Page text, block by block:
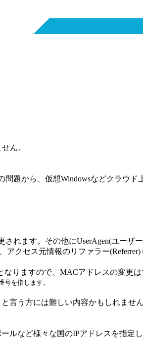
ん。
題から、仮想Windowsなどクラウド
れます。その他にUserAgen(ユーザ
クセス元情報のリファラー(Referrer)
りますので、MACアドレスの変更は
を指します。
言う方には難しい内容かもしれま
ルなど様々な国のIPアドレスを指定